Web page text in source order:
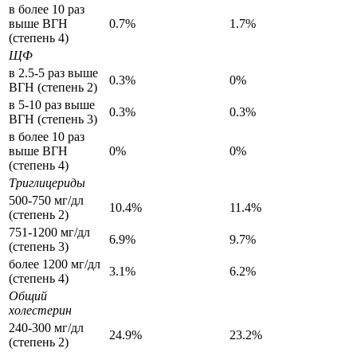
в более 10 раз
выше ВГН
(степень 4)
0.7% 1.7%
ЩФ
в 2.5-5 раз выше
ВГН (степень 2)
0.3%
0%
в 5-10 раз выше
ВГН (степень 3)
0.3%
0.3%
в более 10 раз
выше ВГН
(степень 4)
0% 0%
Триглицериды
500-750 мг/дл
(степень 2)
10.4%
11.4%
751-1200 мг/дл
(степень 3)
6.9%
9.7%
более 1200 мг/дл
(степень 4)
3.1%
6.2%
Общий
холестерин
240-300 мг/дл
(степень 2)
24.9%
23.2%